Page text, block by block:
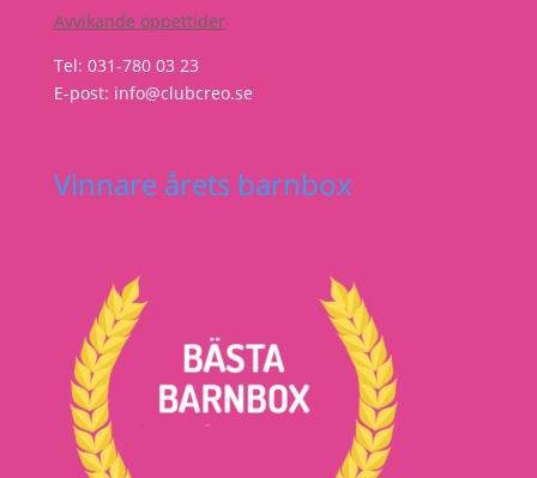
Avvikande öppettider
Tel: 031-780 03 23
E-post: info@clubcreo.se
Vinnare årets barnbox